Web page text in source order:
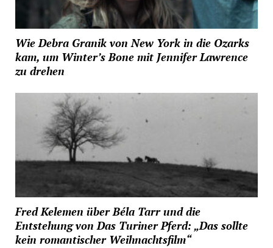
Wie Debra Granik von New York in die Ozarks
kam, um Winter’s Bone mit Jennifer Lawrence
zu drehen
Fred Kelemen über Béla Tarr und die
Entstehung von Das Turiner Pferd: „Das sollte
kein romantischer Weihnachtsfilm“